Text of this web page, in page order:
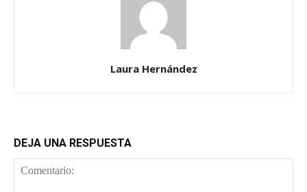
Laura Hernández
DEJA UNA RESPUESTA